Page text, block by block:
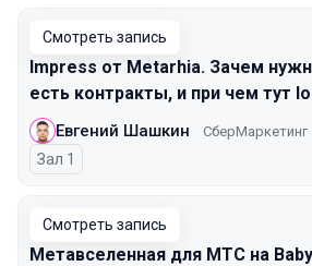
Смотреть запись
Impress от Metarhia. Зачем
есть контракты, и при чем тут
Евгений Шашкин СберМаркетинг
Зал 1
Смотреть запись
Метавселенная для МТС на